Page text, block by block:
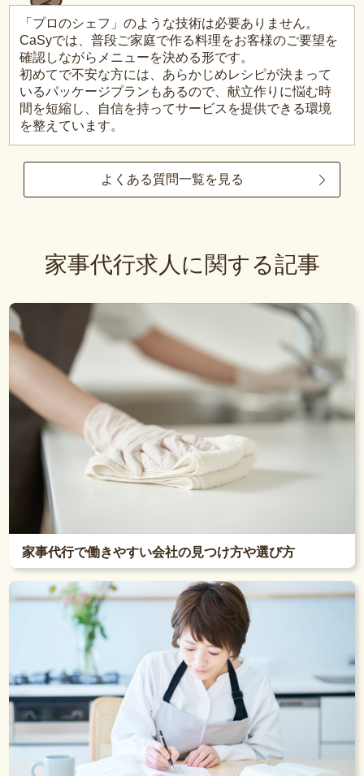
「プロのシェフ」のような技術は必要ありません。
CaSyでは、普段ご家庭で作る料理をお客様のご要望を
確認しながらメニューを決める形です。
初めてで不安な方には、あらかじめレシピが決まって
いるパッケージプランもあるので、献立作りに悩む時
間を短縮し、自信を持ってサービスを提供できる環境
を整えています。
よくある質問一覧を見る
家事代行求人に関する記事
家事代行で働きやすい会社の見つけ方や選び方